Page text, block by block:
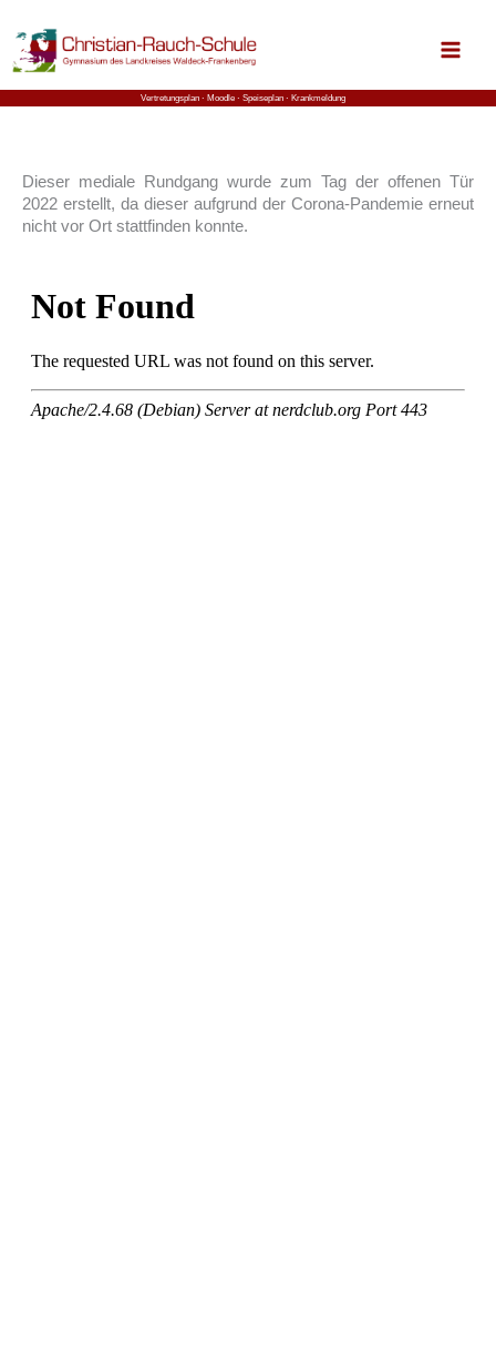
Inhalt
springen
Vertretungsplan ⋅ Moodle ⋅ Speiseplan ⋅ Krankmeldung
Dieser mediale Rundgang wurde zum Tag der offenen Tür
2022 erstellt, da dieser aufgrund der Corona-Pandemie erneut
nicht vor Ort stattfinden konnte.